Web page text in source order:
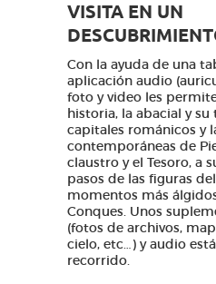
VISITA EN UN
Con la ayuda de una
aplicación audio
foto y video les
historia, la abacial y
capitales románicos y
contemporáneas de
claustro y el Tesoro, a
pasos de las figuras
momentos más
Conques. Unos
(fotos de archivos,
cielo, etc…) y audio
recorrido.